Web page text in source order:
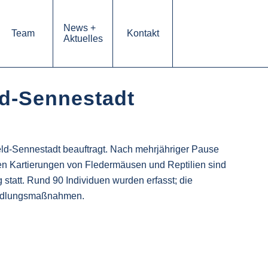
Team
News +
Aktuelles
Kontakt
Sennestadt
Sennestadt beauftragt. Nach mehrjähriger Pause
Kartierungen von Fledermäusen und Reptilien sind
Rund 90 Individuen wurden erfasst; die